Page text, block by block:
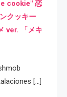
cookie" 恋
クッキー
ver. 「メキ
[…]